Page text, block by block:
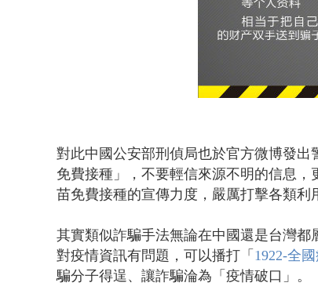
對此中國公安部刑偵局也於官方微博發出
免費接種」，不要輕信來源不明的信息
苗免費接種的宣傳力度，嚴厲打擊各類利
其實類似詐騙手法無論在中國還是台灣
對疫情資訊有問題，可以播打「 1922-全
騙分子得逞、讓詐騙淪為「疫情破口」。